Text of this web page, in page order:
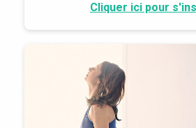
Cliquer ici pour